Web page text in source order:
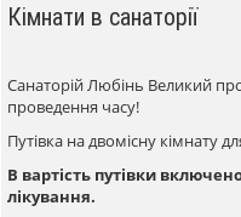
Кімнати в санаторії
Санаторій Любінь Великий
проведення часу!
Путівка на двомісну кімнату
В вартість путівки
лікування.